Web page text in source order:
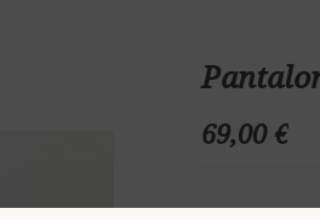
69,00 €